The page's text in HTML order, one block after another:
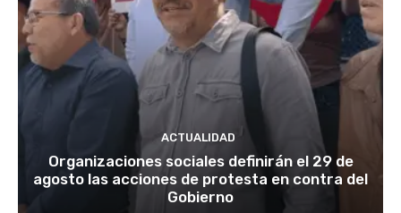
ACTUALIDAD
Organizaciones sociales definirán el 29 de
agosto las acciones de protesta en contra del
Gobierno